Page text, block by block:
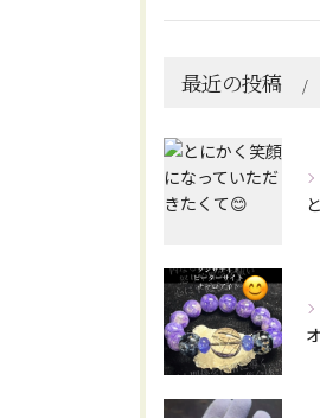
最近の投稿